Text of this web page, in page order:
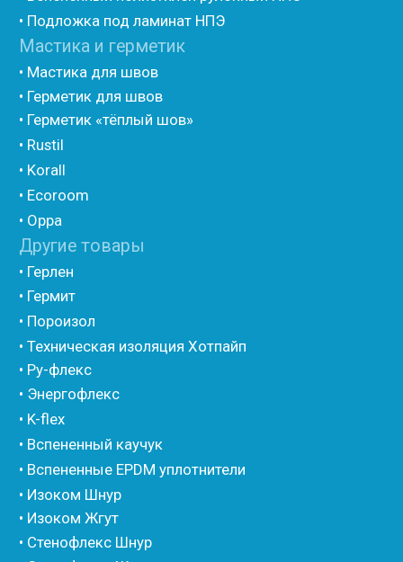
• Трубная изоляция из вспененного полиэтилена
Изотом
• Шнур базальтовый теплоизоляционный
• Компенсационный мат вспененного полиэтилена
• Утеплитель для труб из вспененного полиэтилена
• ПСУЛ
• Ultima
• Фиброволокно
• Уголки
• Евроблок ИзоТехпро
• Евроблок Isodom
• Евроблок Penoterm
• Евроблок Порилекс
• Евроблок Стенофон